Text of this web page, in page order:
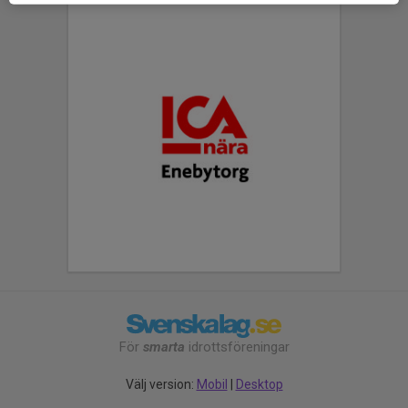
För smarta idrottsföreningar
Välj version: Mobil Desktop